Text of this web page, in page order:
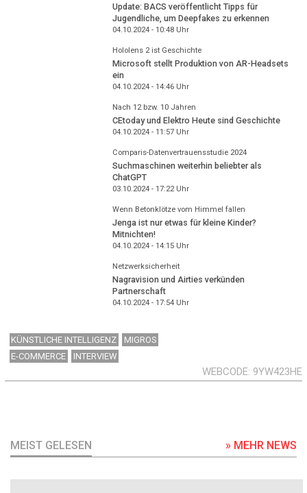
Update: BACS veröffentlicht Tipps für
Jugendliche, um Deepfakes zu erkennen
04.10.2024 - 10:48Uhr
Hololens 2 ist Geschichte
Microsoft stellt Produktion von AR-Headsets
ein
04.10.2024 - 14:46Uhr
Nach 12 bzw. 10 Jahren
CEtoday und Elektro Heute sind Geschichte
04.10.2024 - 11:57Uhr
Comparis-Datenvertrauensstudie 2024
Suchmaschinen weiterhin beliebter als
ChatGPT
03.10.2024 - 17:22Uhr
Wenn Betonklötze vom Himmel fallen
Jenga ist nur etwas für kleine Kinder?
Mitnichten!
04.10.2024 - 14:15Uhr
Netzwerksicherheit
Nagravision und Airties verkünden
Partnerschaft
04.10.2024 - 17:54Uhr
KÜNSTLICHE INTELLIGENZ
MIGROS
E-COMMERCE
INTERVIEW
WEBCODE 9YW423HE
MEIST GELESEN » MEHR NEWS